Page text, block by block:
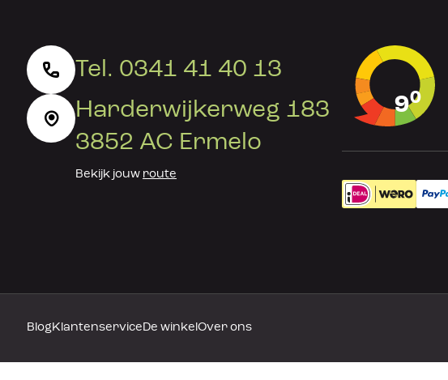
Tel. 0341 41 40 13
Harderwijkerweg 183
3852 AC Ermelo
Bekijk jouw route
90
BlogKlantenserviceDe winkelOver ons